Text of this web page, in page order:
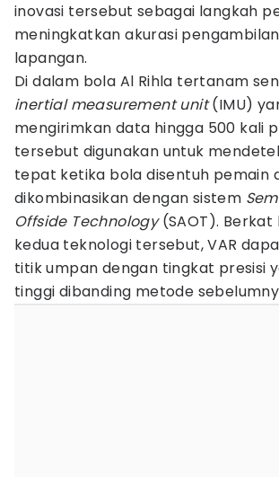
inovasi tersebut sebagai langkah
meningkatkan akurasi
lapangan.
Di dalam bola Al Rihla tertanam
inertial measurement unit(IMU)
mengirimkan data hingga 500 kali
tersebut digunakan untuk
tepat ketika bola disentuh pemain
dikombinasikan dengan sistem
Offside Technology(SAOT). Berkat
kedua teknologi tersebut, VAR
titik umpan dengan tingkat presisi
tinggi dibanding metode